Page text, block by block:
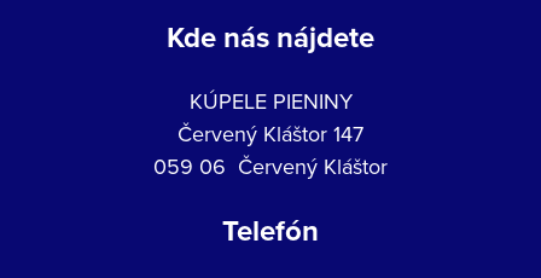
Kde nás nájdete
KÚPELE PIENINY
Červený Kláštor 147
059 06 Červený Kláštor
Telefón